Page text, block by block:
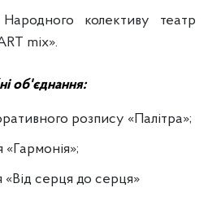
Народного колективу театр
mix».
об'єднання:
розпису «Палітра»;
серця до серця»